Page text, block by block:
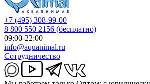
+7 (495) 308-99-00
8 800 550 2156 (бесплатно)
09:00-22:00
info@aquanimal.ru
Сотрудничество